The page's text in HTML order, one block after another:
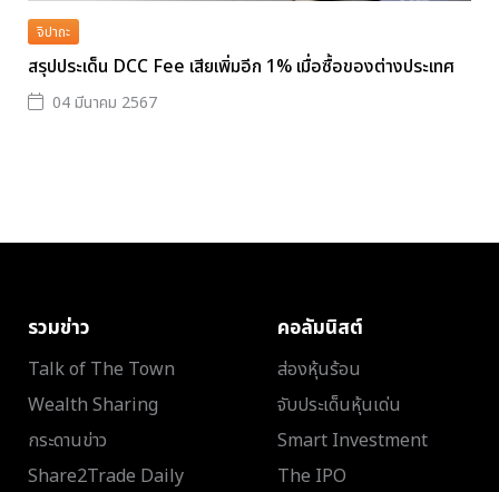
จิปาถะ
สรุปประเด็น DCC Fee เสียเพิ่มอีก 1% เมื่อซื้อของต่างประเทศ
04 มีนาคม 2567
รวมข่าว
Talk of The Town
Wealth Sharing
กระดานข่าว
Share2Trade Daily
คอลัมนิสต์
ส่องหุ้นร้อน
จับประเด็นหุ้นเด่น
Smart Investment
The IPO